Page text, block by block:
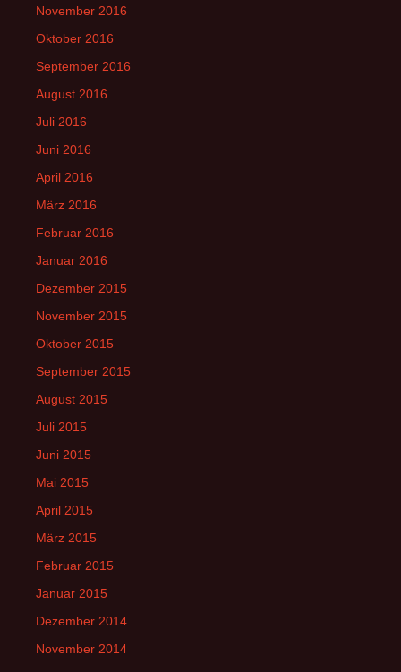
November 2016
Oktober 2016
September 2016
August 2016
Juli 2016
Juni 2016
April 2016
März 2016
Februar 2016
Januar 2016
Dezember 2015
November 2015
Oktober 2015
September 2015
August 2015
Juli 2015
Juni 2015
Mai 2015
April 2015
März 2015
Februar 2015
Januar 2015
Dezember 2014
November 2014